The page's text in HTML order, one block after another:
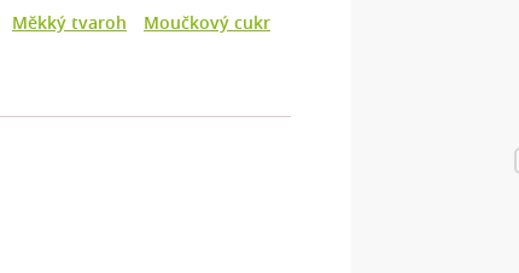
Měkký tvaroh
Moučkový cukr